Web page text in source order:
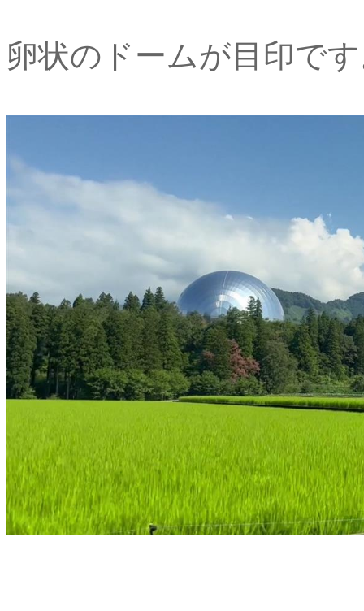
卵状のドームが目印で